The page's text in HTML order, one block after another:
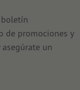
de promociones y
un